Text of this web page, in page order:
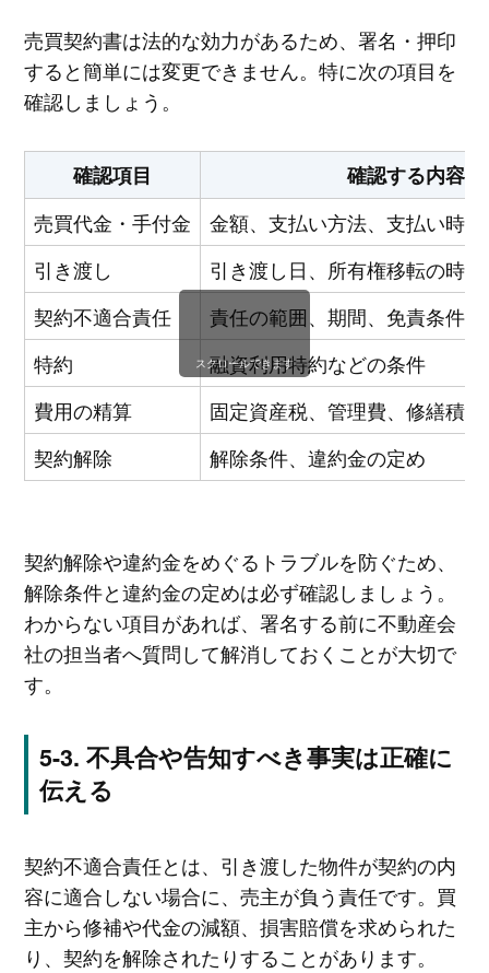
売買契約書は法的な効力があるため、署名・押印
すると簡単には変更できません。特に次の項目を
確認しましょう。
確認項目
確認する内容
売買代金・手付金
金額、支払い方法、支払い時期
引き渡し
引き渡し日、所有権移転の時期
契約不適合責任
責任の範囲、期間、免責条件
特約
融資利用特約などの条件
費用の精算
固定資産税、管理費、修繕積
契約解除
解除条件、違約金の定め
スクロールできます
契約解除や違約金をめぐるトラブルを防ぐため、
解除条件と違約金の定めは必ず確認しましょう。
わからない項目があれば、署名する前に不動産会
社の担当者へ質問して解消しておくことが大切で
す。
不具合や告知すべき事実は正確に
伝える
契約不適合責任とは、引き渡した物件が契約の内
容に適合しない場合に、売主が負う責任です。買
主から修補や代金の減額、損害賠償を求められた
り、契約を解除されたりすることがあります。